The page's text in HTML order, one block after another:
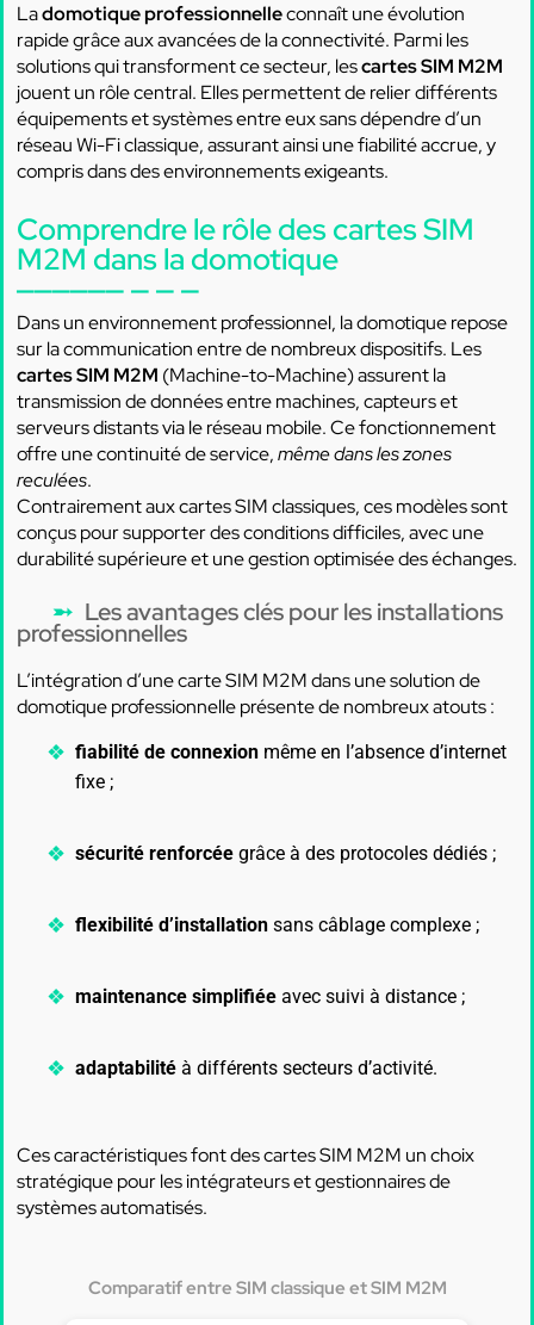
Ladomotique professionnelleconnaît une évolution
rapide grâce aux avancées de la connectivité. Parmi les
solutions qui transforment ce secteur, lescartes SIM M2M
jouent un rôle central. Elles permettent de relier différents
équipements et systèmes entre eux sans dépendre d’un
réseau Wi-Fi classique, assurant ainsi une fiabilité accrue, y
compris dans des environnements exigeants.
Comprendre le rôle des cartes SIM
M2M dans la domotique
Dans un environnement professionnel, la domotique repose
sur la communication entre de nombreux dispositifs. Les
cartes SIM M2M (Machine-to-Machine) assurent la
transmission de données entre machines, capteurs et
serveurs distants via le réseau mobile. Ce fonctionnement
offre une continuité de service,même dans les zones
reculées.
Contrairement aux cartes SIM classiques, ces modèles sont
conçus pour supporter des conditions difficiles, avec une
durabilité supérieure et une gestion optimisée des échanges.
Les avantages clés pour les installations
professionnelles
L’intégration d’une carte SIM M2M dans une solution de
domotique professionnelle présente de nombreux atouts :
fiabilité de connexion même en l’absence d’internet
fixe ;
sécurité renforcée grâce à des protocoles dédiés ;
flexibilité d’installation sans câblage complexe ;
maintenance simplifiée avec suivi à distance ;
adaptabilité à différents secteurs d’activité.
Ces caractéristiques font des cartes SIM M2M un choix
stratégique pour les intégrateurs et gestionnaires de
systèmes automatisés.
Comparatif entre SIM classique et SIM M2M